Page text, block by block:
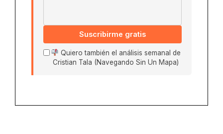
Suscribirme gratis
Quiero también el análisis semanal de
Cristian Tala (Navegando Sin Un Mapa)